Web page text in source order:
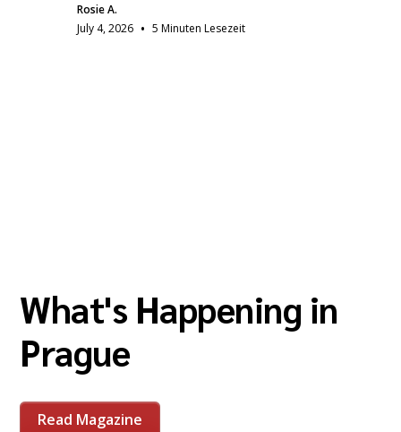
Rosie A.
July 4, 2026 • 5 Minuten Lesezeit
What's Happening in
Prague
Read Magazine